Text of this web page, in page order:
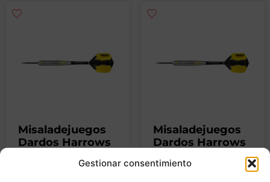
Gestionar consentimiento
Misaladejuegos
Dardos Harrows
Chisnall Steel
Misaladejuegos
Dardos Harrows
Chisnall Chizzy